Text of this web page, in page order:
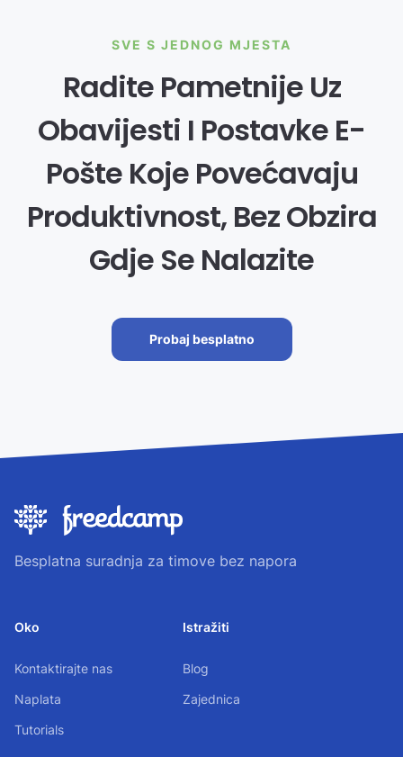
SVE S JEDNOG MJESTA
Radite Pametnije Uz
Obavijesti I Postavke E-
Pošte Koje Povećavaju
Produktivnost, Bez Obzira
Gdje Se Nalazite
Probaj besplatno
Besplatna suradnja za timove bez napora
Oko
Kontaktirajte nas
Naplata
Tutorials
Istražiti
Blog
Zajednica